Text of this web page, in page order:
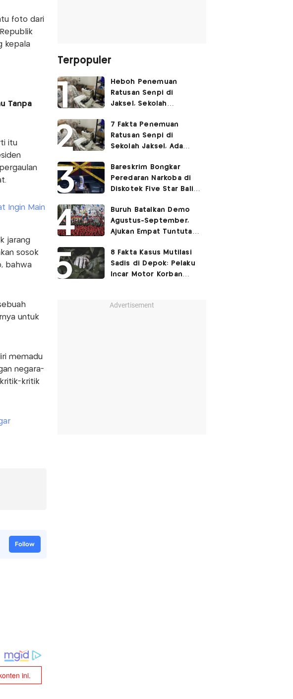
foto dari
kepala
Tanpa
itu
Ingin Main
jarang
sosok
bahwa
untuk
memadu
negara-
kritik
Follow
Terpopuler
Heboh Penemuan
Ratusan Senpi di
Jaksel, Sekolah
Kegiatan Eskul
Menembak
7 Fakta Penemuan
Ratusan Senpi di
Sekolah Jaksel, Ada
Ruang Bunker
Bareskrim Bongkar
Peredaran Narkoba di
Diskotek Five Star Bali,
Buruh Batalkan Demo
Agustus-September,
Ajukan Empat Tuntutan
8 Fakta Kasus Mutilasi
Sadis di Depok: Pelaku
Incar Motor Korban
Advertisement